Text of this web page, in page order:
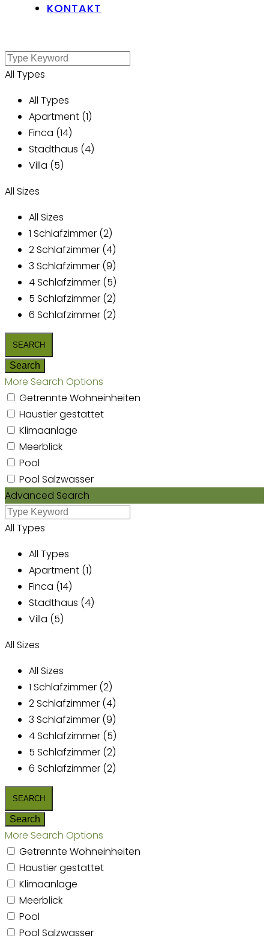
KONTAKT
All Types
All Types
Apartment (1)
Finca (14)
Stadthaus (4)
Villa (5)
All Sizes
All Sizes
1 Schlafzimmer (2)
2 Schlafzimmer (4)
3 Schlafzimmer (9)
4 Schlafzimmer (5)
5 Schlafzimmer (2)
6 Schlafzimmer (2)
More Search Options
Getrennte Wohneinheiten
Haustier gestattet
Klimaanlage
Meerblick
Pool
Pool Salzwasser
Advanced Search
All Types
All Types
Apartment (1)
Finca (14)
Stadthaus (4)
Villa (5)
All Sizes
All Sizes
1 Schlafzimmer (2)
2 Schlafzimmer (4)
3 Schlafzimmer (9)
4 Schlafzimmer (5)
5 Schlafzimmer (2)
6 Schlafzimmer (2)
More Search Options
Getrennte Wohneinheiten
Haustier gestattet
Klimaanlage
Meerblick
Pool
Pool Salzwasser